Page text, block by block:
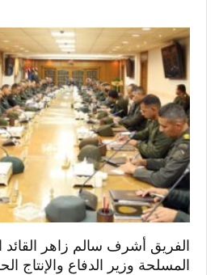
الفريق أشرف سالم زاهر القائد
المسلحة وزير الدفاع والإنتاج